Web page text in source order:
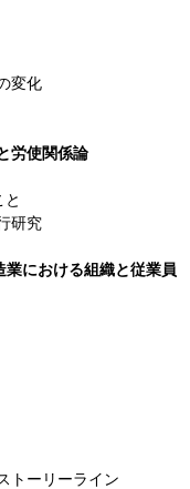
変化
労使関係論
研究
における組織と従業員
トーリーライン